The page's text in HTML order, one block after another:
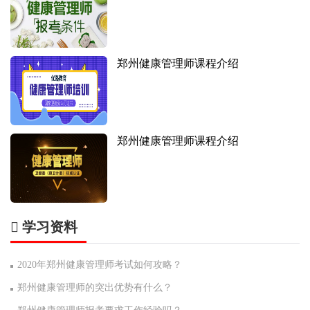
郑州健康管理师课程介绍
郑州健康管理师课程介绍
学习资料
2020年郑州健康管理师考试如何攻略？
郑州健康管理师的突出优势有什么？